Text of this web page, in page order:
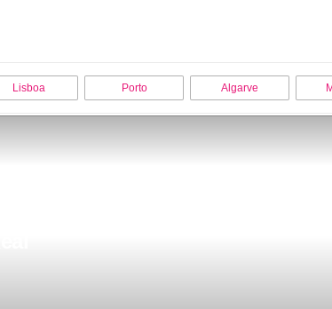
Lisboa Porto Algarve